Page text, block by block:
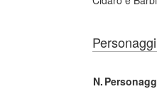
Personaggi
N.